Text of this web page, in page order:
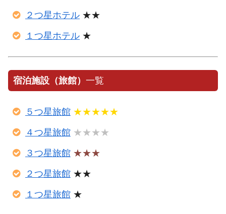
２つ星ホテル ★★
１つ星ホテル ★
宿泊施設（旅館） 一覧
５つ星旅館 ★★★★★
４つ星旅館 ★★★★
３つ星旅館 ★★★
２つ星旅館 ★★
１つ星旅館 ★